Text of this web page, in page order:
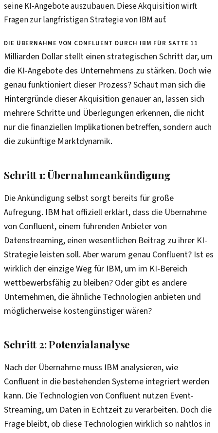
seine KI-Angebote auszubauen. Diese Akquisition wirft
Fragen zur langfristigen Strategie von IBM auf.
Die Übernahme von Confluent durch IBM für satte 11
Milliarden Dollar stellt einen strategischen Schritt dar, um
die KI-Angebote des Unternehmens zu stärken. Doch wie
genau funktioniert dieser Prozess? Schaut man sich die
Hintergründe dieser Akquisition genauer an, lassen sich
mehrere Schritte und Überlegungen erkennen, die nicht
nur die finanziellen Implikationen betreffen, sondern auch
die zukünftige Marktdynamik.
Schritt 1: Übernahmeankündigung
Die Ankündigung selbst sorgt bereits für große
Aufregung. IBM hat offiziell erklärt, dass die Übernahme
von Confluent, einem führenden Anbieter von
Datenstreaming, einen wesentlichen Beitrag zu ihrer KI-
Strategie leisten soll. Aber warum genau Confluent? Ist es
wirklich der einzige Weg für IBM, um im KI-Bereich
wettbewerbsfähig zu bleiben? Oder gibt es andere
Unternehmen, die ähnliche Technologien anbieten und
möglicherweise kostengünstiger wären?
Schritt 2: Potenzialanalyse
Nach der Übernahme muss IBM analysieren, wie
Confluent in die bestehenden Systeme integriert werden
kann. Die Technologien von Confluent nutzen Event-
Streaming, um Daten in Echtzeit zu verarbeiten. Doch die
Frage bleibt, ob diese Technologien wirklich so nahtlos in